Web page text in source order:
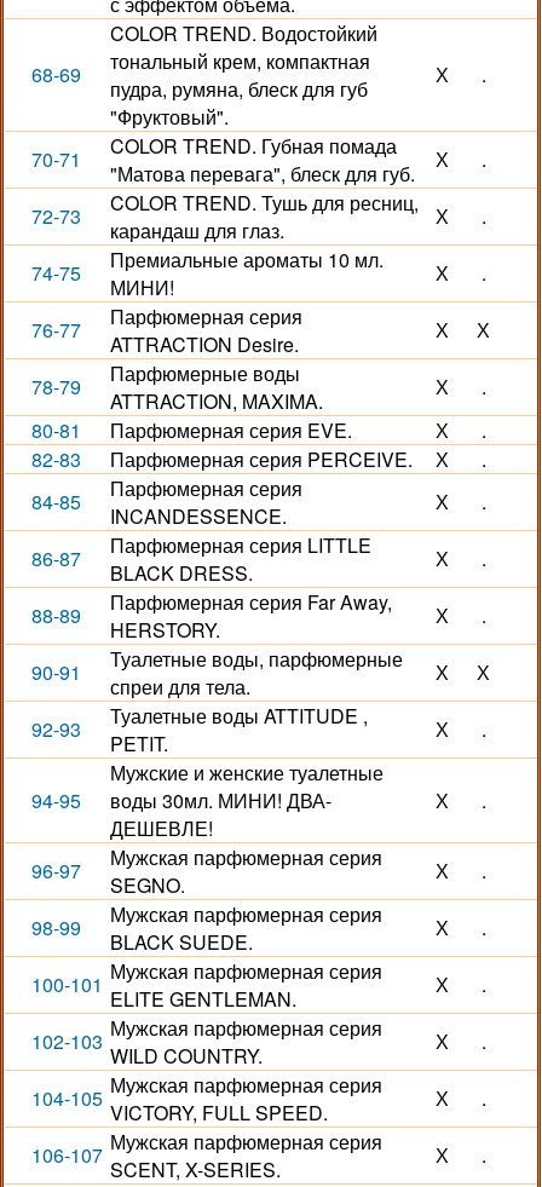
68-69
COLOR TREND. Водостойкий
тональный крем, компактная
пудра, румяна, блеск для губ
"Фруктовый".
Х .
70-71
COLOR TREND. Губная помада
"Матова перевага", блеск для губ.
Х .
72-73
COLOR TREND. Тушь для ресниц,
карандаш для глаз.
Х .
74-75
Премиальные ароматы 10 мл.
МИНИ!
Х .
76-77
Парфюмерная серия
ATTRACTION Desire.
Х Х
78-79
Парфюмерные воды
ATTRACTION, MAXIMA.
Х
.
80-81
Парфюмерная серия EVE. Х
.
82-83
Парфюмерная серия PERCEIVE. Х
.
84-85
Парфюмерная серия
INCANDESSENCE.
Х .
86-87
Парфюмерная серия LITTLE
BLACK DRESS.
Х .
88-89
Парфюмерная серия Far Away,
HERSTORY.
Х .
90-91
Туалетные воды, парфюмерные
спреи для тела.
Х Х
92-93
Туалетные воды ATTITUDE ,
PETIT.
Х .
94-95
Мужские и женские туалетные
воды 30мл. МИНИ! ДВА-
ДЕШЕВЛЕ!
Х .
96-97
Мужская парфюмерная серия
SEGNO.
Х .
98-99
Мужская парфюмерная серия
BLACK SUEDE.
Х .
100-101 Мужская парфюмерная серия
ELITE GENTLEMAN.
Х .
102-103 Мужская парфюмерная серия
WILD COUNTRY.
Х .
104-105 Мужская парфюмерная серия
VICTORY, FULL SPEED.
Х .
106-107 Мужская парфюмерная серия
SCENT, X-SERIES.
Х .